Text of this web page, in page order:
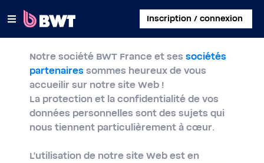
Inscription / connexion
×
SE CONNECTER
CRÉER UN COMPTE CLIENT
ENREGISTRER UN KIT SANS COMPTE
Notre société BWT France et ses sociétés
partenaires sommes heureux de vous
accueilir sur notre site Web !
La protection et la confidentialité de vos
données personnelles sont des sujets qui
nous tiennent particulièrement à cœur.
L'utilisation de notre site Web est en